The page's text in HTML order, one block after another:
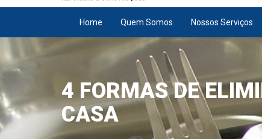
Home Quem Somos Nossos Serviços
4 FORMAS DE
CASA